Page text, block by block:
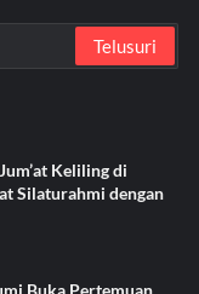
Keliling di
Silaturahmi dengan